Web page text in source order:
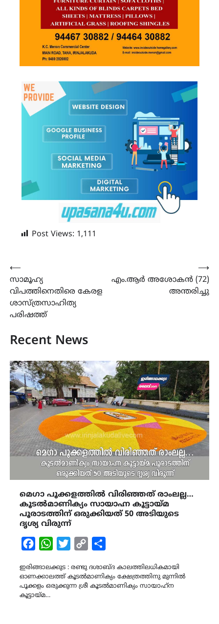
Post Views: 1,111
Post
navigation
⟵
സാമൂഹ്യ
വിപത്തിനെതിരെ കേരള
ശാസ്ത്രസാഹിത്യ
പരിഷത്ത്
എം.ആർ അശോകൻ (72)
അന്തരിച്ചു
⟶
Recent News
മെഗാ പൂക്കളത്തിൽ വിരിഞ്ഞത് രാംലല്ല…
കൂടൽമാണിക്യം സായാഹ്ന കൂട്ടായ്മ
പൂരാടത്തിന് ഒരുക്കിയത് 50 അടിയുടെ
ദൃശ്യ വിരുന്ന്
FacebookWhatsAppTwitterCopy
ഇരിങ്ങാലക്കുട : രണ്ടു ദശാബ്ദ കാലത്തിലധികമായി
ഓണക്കാലത്ത് കൂടൽമാണിക്യം ക്ഷേത്രത്തിനു മുന്നിൽ
പൂക്കളം ഒരുക്കുന്ന ശ്രീ കൂടൽമാണിക്യം സായാഹ്‌ന
കൂട്ടായ്മ…